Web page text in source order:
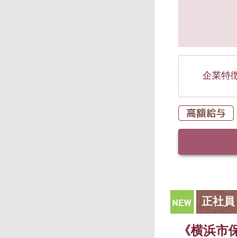
企業特
NEW
正社
《横浜